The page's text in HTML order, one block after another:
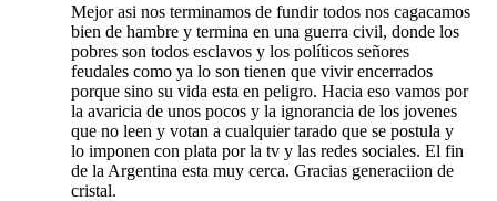
Mejor asi nos terminamos de fundir todos nos cagacamos
bien de hambre y termina en una guerra civil, donde los
pobres son todos esclavos y los políticos señores
feudales como ya lo son tienen que vivir encerrados
porque sino su vida esta en peligro. Hacia eso vamos por
la avaricia de unos pocos y la ignorancia de los jovenes
que no leen y votan a cualquier tarado que se postula y
lo imponen con plata por la tv y las redes sociales. El fin
de la Argentina esta muy cerca. Gracias generaciion de
cristal.